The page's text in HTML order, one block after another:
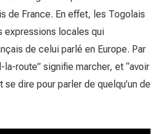
de France. En effet, les Togolais
expressions locales qui
de celui parlé en Europe. Par
route” signifie marcher, et “avoir
dire pour parler de quelqu’un de